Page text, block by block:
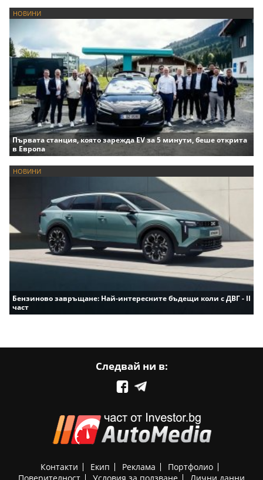
НОВИНИ
Първата станция, която зарежда EV за 5 минути, беше открита
в Европа
НОВИНИ
Бензиново завръщане: Най-интересните бъдещи коли с ДВГ - II
част
Следвай ни в:
Контакти Екип Реклама
Портфолио